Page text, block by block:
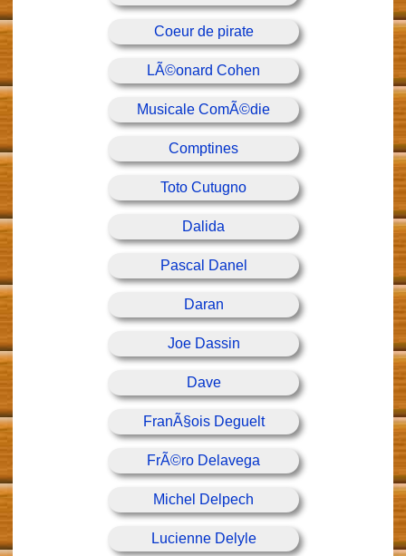
Coeur de pirate
LÃ©onard Cohen
Musicale ComÃ©die
Comptines
Toto Cutugno
Dalida
Pascal Danel
Daran
Joe Dassin
Dave
FranÃ§ois Deguelt
FrÃ©ro Delavega
Michel Delpech
Lucienne Delyle